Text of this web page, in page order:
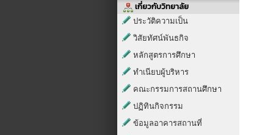
เกี่ยวกับวิทยาลัย
ประวัติความเป็น
วิสัยทัศน์พันธกิจ
หลักสูตรการศึกษา
ทำเนียบผู้บริหาร
คณะกรรมการสถานศึกษา
ปฏิทินกิจกรรม
ข้อมูลอาคารสถานที่